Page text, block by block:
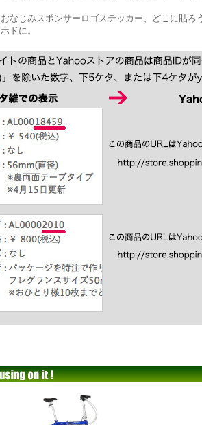
おなじみスポンサーロゴステッカー、どこに貼
ホドに。